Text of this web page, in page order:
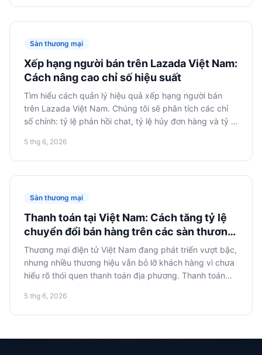
lập kế hoạch chiến lược và thương mại nội dung. Bài
Sàn thương mại
Xếp hạng người bán trên Lazada Việt Nam:
Cách nâng cao chỉ số hiệu suất
Tìm hiểu cách quản lý hiệu quả xếp hạng người bán
trên Lazada Việt Nam. Chúng tôi sẽ phân tích các chỉ
số chính: tỷ lệ phản hồi chat, tỷ lệ hủy đơn hàng và tỷ lệ
tối ưu hóa các chỉ số này nhằm tăng cường hiển thị và
niềm tin của người mua, từ đó tiếp cận các công cụ
5 thg 6, 2026
Sàn thương mại
Thanh toán tại Việt Nam: Cách tăng tỷ lệ
chuyển đổi bán hàng trên các sàn thương
mại điện tử
Thương mại điện tử Việt Nam đang phát triển vượt bậc,
nhưng nhiều thương hiệu vẫn bỏ lỡ khách hàng vì chưa
hiểu rõ thói quen thanh toán địa phương. Thanh toán
ví điện tử và BNPL đang nhanh chóng trở nên phổ biến.
Chúng tôi sẽ chỉ cho bạn cách thích nghi và tăng tỷ lệ
5 thg 6, 2026